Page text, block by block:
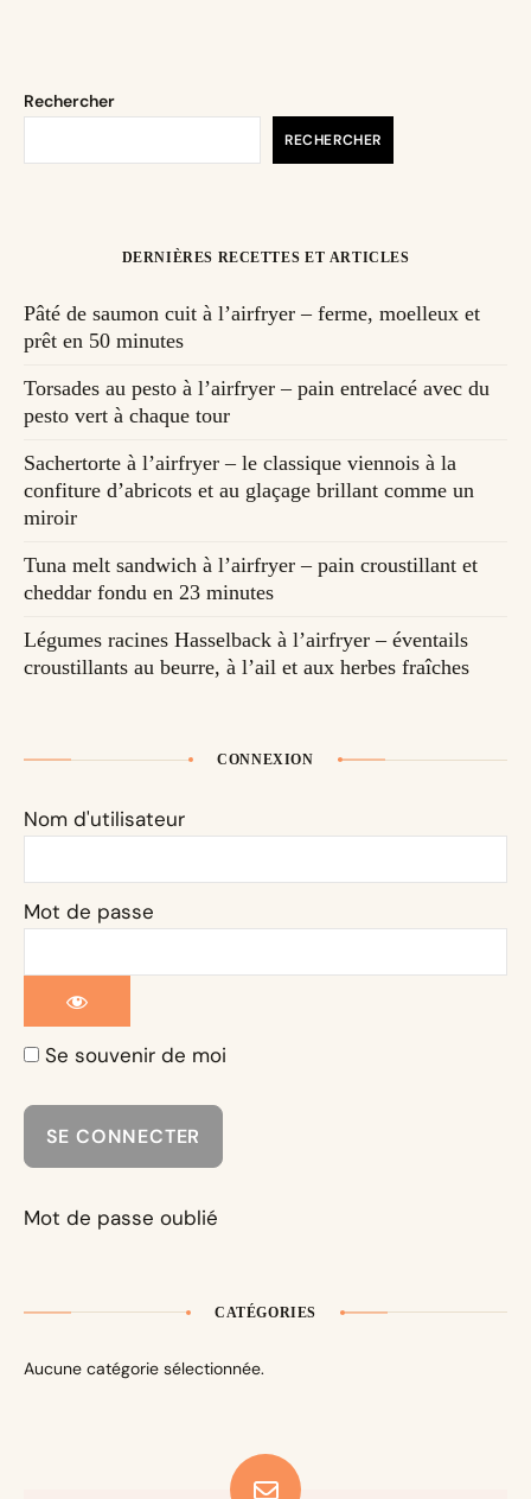
Rechercher
RECHERCHER
DERNIÈRES RECETTES ET ARTICLES
Pâté de saumon cuit à l’airfryer – ferme, moelleux et
prêt en 50 minutes
Torsades au pesto à l’airfryer – pain entrelacé avec du
pesto vert à chaque tour
Sachertorte à l’airfryer – le classique viennois à la
confiture d’abricots et au glaçage brillant comme un
miroir
Tuna melt sandwich à l’airfryer – pain croustillant et
cheddar fondu en 23 minutes
Légumes racines Hasselback à l’airfryer – éventails
croustillants au beurre, à l’ail et aux herbes fraîches
CONNEXION
Nom d'utilisateur
Mot de passe
Se souvenir de moi
Mot de passe oublié
CATÉGORIES
Aucune catégorie sélectionnée.